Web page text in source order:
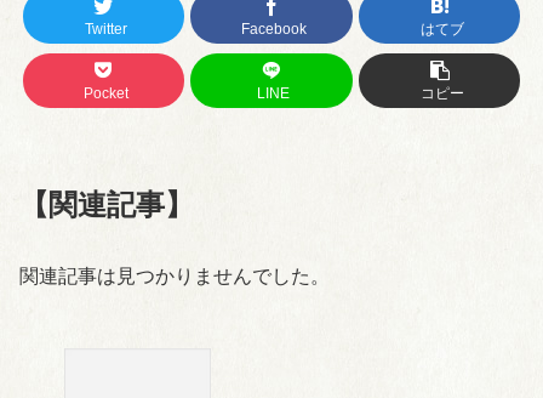
Twitter Facebook はてブ
Pocket LINE コピー
【関連記事】
関連記事は見つかりませんでした。